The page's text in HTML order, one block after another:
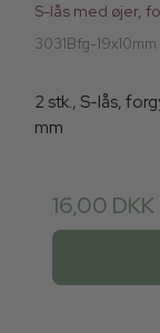
S-lås med øjer,
3031Bfg-19x10mm
2 stk., S-lås,
mm
16,00 DKK